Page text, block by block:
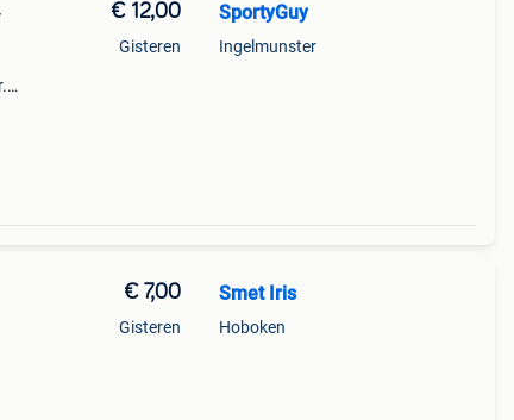
€ 12,00
Gisteren
SportyGuy
Ingelmunster
€ 7,00
Gisteren
Smet Iris
Hoboken